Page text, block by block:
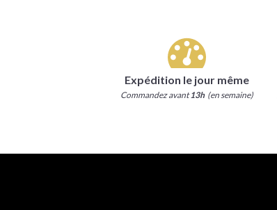
Expédition le jour même
Commandez avant13h(en semaine)